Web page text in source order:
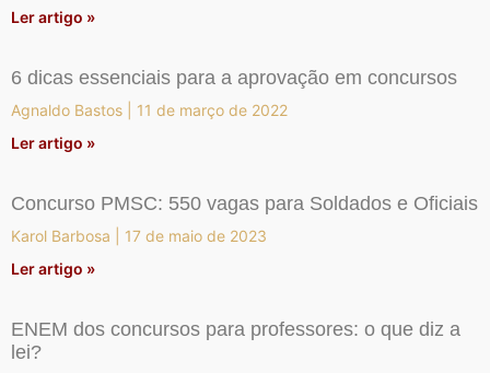
Ler artigo »
6 dicas essenciais para a aprovação em concursos
Agnaldo Bastos
11 de março de 2022
Ler artigo »
Concurso PMSC: 550 vagas para Soldados e Oficiais
Karol Barbosa
17 de maio de 2023
Ler artigo »
ENEM dos concursos para professores: o que diz a
lei?